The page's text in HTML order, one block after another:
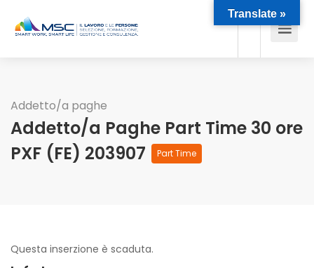
Addetto/a paghe
Addetto/a Paghe Part Time 30 ore
PXF (FE) 203907
Part Time
Questa inserzione è scaduta.
Translate »